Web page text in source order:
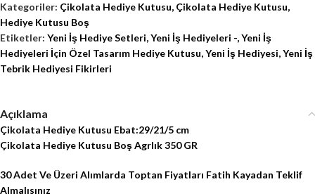
Kategoriler: Çikolata Hediye Kutusu, Çikolata Hediye Kutusu,
Hediye Kutusu Boş
Etiketler: Yeni İş Hediye Setleri,Yeni İş Hediyeleri -,Yeni İş
Hediyeleri İçin Özel Tasarım Hediye Kutusu,Yeni İş Hediyesi,Yeni İş
Tebrik Hediyesi Fikirleri
Açıklama
Çikolata Hediye Kutusu Ebat:29/21/5 cm
Çikolata Hediye Kutusu Boş Agrlık 350 GR
30 Adet Ve Üzeri Alımlarda Toptan Fiyatları Fatih Kayadan Teklif
Almalısınız